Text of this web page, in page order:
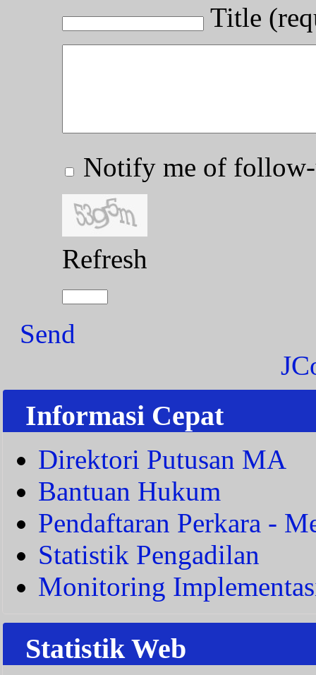
Title
Notify me of follow-
Refresh
Send
Informasi Cepat
Direktori Putusan MA
Bantuan Hukum
Pendaftaran Perkara -
Statistik Pengadilan
Monitoring
Statistik Web